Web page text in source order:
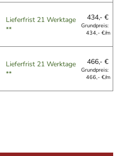
Lieferfrist 21 Werktage
**
434,- €
Grundpreis:
434,- €/m
Lieferfrist 21 Werktage
**
466,- €
Grundpreis:
466,- €/m